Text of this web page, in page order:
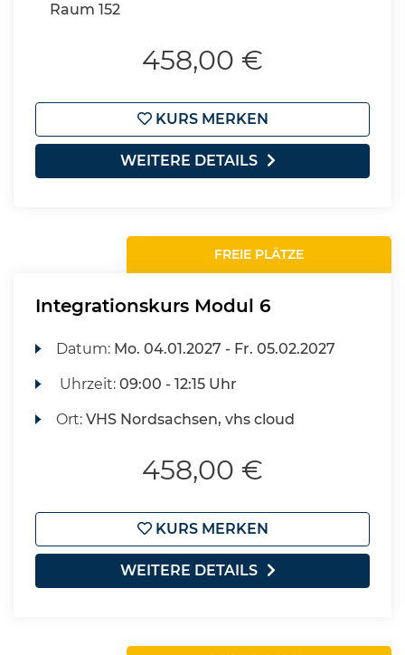
Raum 152
458,00 €
KURS MERKEN
WEITERE DETAILS
FREIE PLÄTZE
Integrationskurs Modul 6
Datum: Mo. 04.01.2027 - Fr. 05.02.2027
Uhrzeit:09:00 - 12:15 Uhr
Ort:VHS Nordsachsen, vhs cloud
458,00 €
KURS MERKEN
WEITERE DETAILS